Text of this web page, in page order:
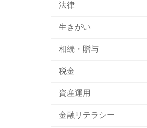
法律
生きがい
相続・贈与
税金
資産運用
金融リテラシー